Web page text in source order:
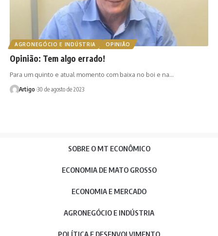
AGRONEGÓCIO E INDÚSTRIA OPINIÃO
Opinião: Tem algo errado!
Para um quinto e atual momento com baixa no boi e na…
Artigo 30 de agosto de 2023
SOBRE O MT ECONÔMICO
ECONOMIA DE MATO GROSSO
ECONOMIA E MERCADO
AGRONEGÓCIO E INDÚSTRIA
POLÍTICA E DESENVOLVIMENTO